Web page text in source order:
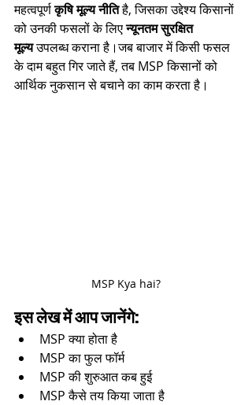
महत्वपूर्ण कृषि मूल्य नीति है, जिसका उद्देश्य किसानों
को उनकी फसलों के लिए न्यूनतम सुरक्षित
मूल्य उपलब्ध कराना है।जब बाजार में किसी फसल
के दाम बहुत गिर जाते हैं, तब MSP किसानों को
आर्थिक नुकसान से बचाने का काम करता है।
MSP Kya hai?
इस लेख में आप जानेंगे:
MSP क्या होता है
MSP का फुल फॉर्म
MSP की शुरुआत कब हुई
MSP कैसे तय किया जाता है